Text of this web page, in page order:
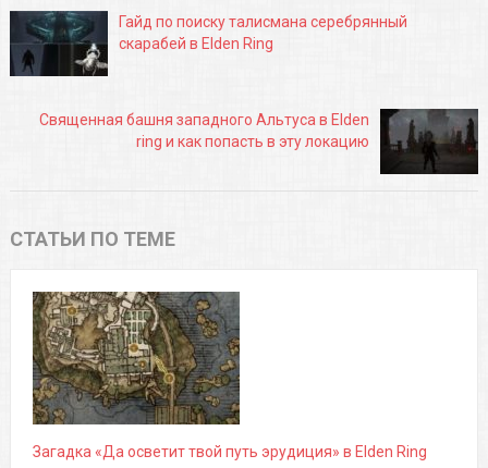
Гайд по поиску талисмана серебрянный
скарабей в Elden Ring
Священная башня западного Альтуса в Elden
ring и как попасть в эту локацию
СТАТЬИ ПО ТЕМЕ
Загадка «Да осветит твой путь эрудиция» в Elden Ring